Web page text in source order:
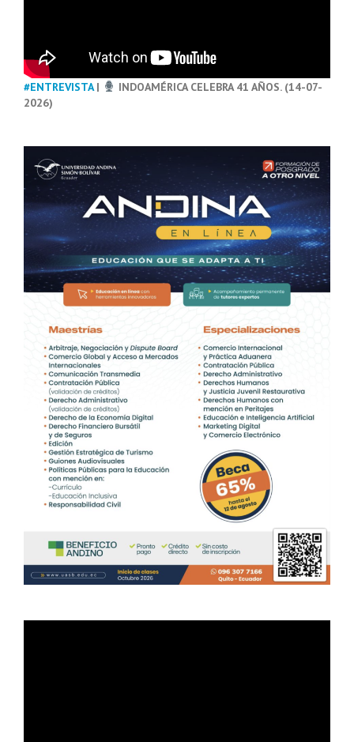
#ENTREVISTA|
INDOAMÉRICA CELEBRA 41 AÑOS. (14-07-
2026)